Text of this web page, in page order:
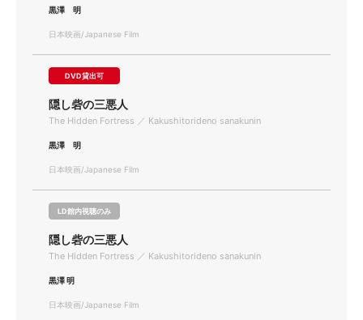
黒澤 明
日本映画/Japanese Film
DVD貸出可
隠し砦の三悪人
The Hidden Fortress ／ Kakushitorideno sanakunin
黒澤 明
日本映画/Japanese Film
LD館内視聴のみ
隠し砦の三悪人
The Hidden Fortress ／ Kakushitorideno sanakunin
黒澤 明
日本映画/Japanese Film